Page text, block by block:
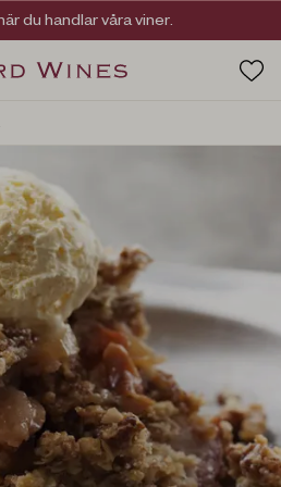
ursprung & personlighet
du handlar våra viner.